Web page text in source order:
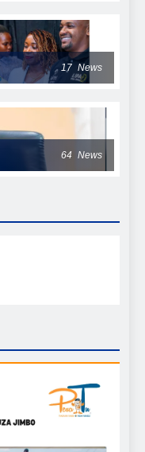
17 News
64 News